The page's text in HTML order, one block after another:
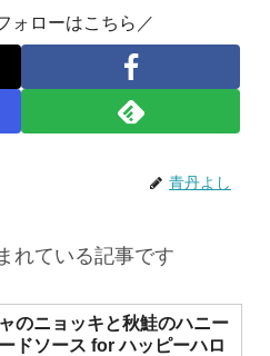
ォローはこちら／
青丹よし
れている記事です
のニョッキと秋鮭のハニー
ドソース for ハッピーハロ